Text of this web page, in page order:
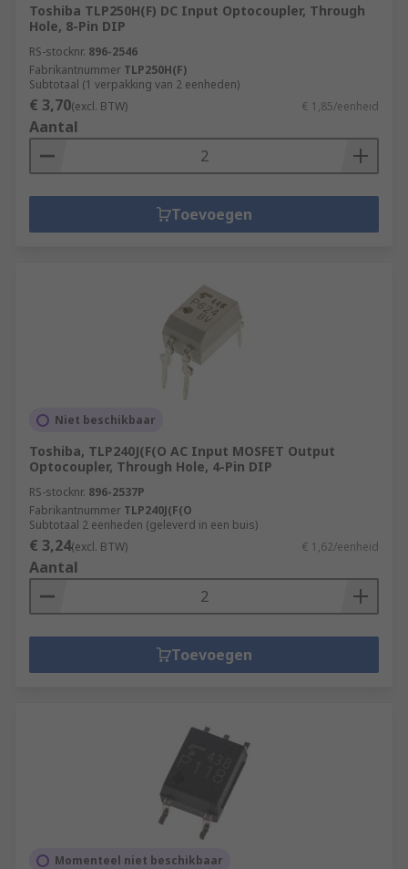
Toshiba TLP250H(F) DC Input Optocoupler, Through
Hole, 8-Pin DIP
RS-stocknr. 896-2546
Fabrikantnummer TLP250H(F)
Subtotaal (1 verpakking van 2 eenheden)
€ 3,70(excl. BTW) € 1,85/eenheid
Aantal
Toevoegen
Niet beschikbaar
Toshiba, TLP240J(F(O AC Input MOSFET Output
Optocoupler, Through Hole, 4-Pin DIP
RS-stocknr. 896-2537P
Fabrikantnummer TLP240J(F(O
Subtotaal 2 eenheden (geleverd in een buis)
€ 3,24(excl. BTW) € 1,62/eenheid
Aantal
Toevoegen
Momenteel niet beschikbaar